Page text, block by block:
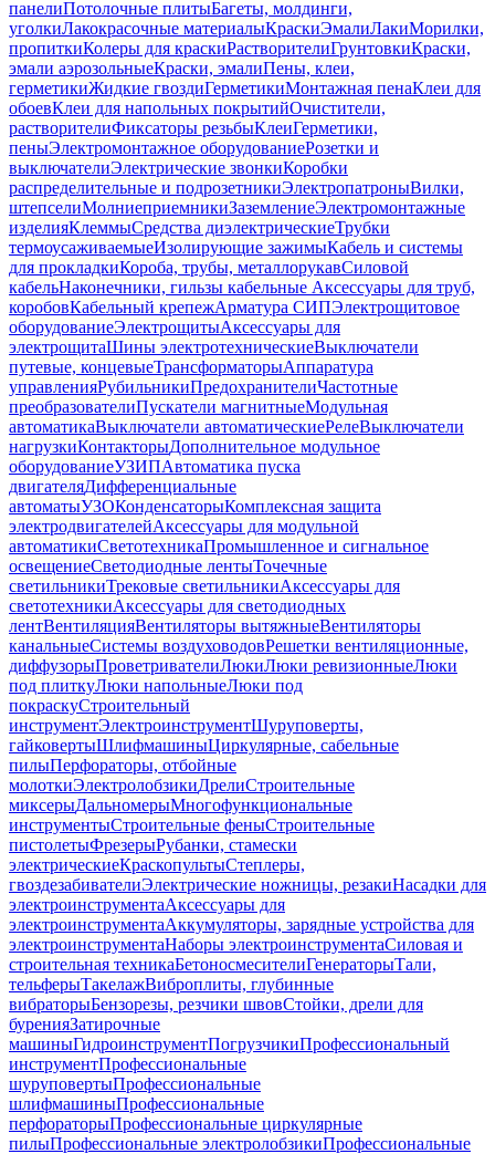
панелиПотолочные плитыБагеты, молдинги,
уголкиЛакокрасочные материалыКраскиЭмалиЛакиМорилки,
пропиткиКолеры для краскиРастворителиГрунтовкиКраски,
эмали аэрозольныеКраски, эмалиПены, клеи,
герметикиЖидкие гвоздиГерметикиМонтажная пенаКлеи для
обоевКлеи для напольных покрытийОчистители,
растворителиФиксаторы резьбыКлеиГерметики,
пеныЭлектромонтажное оборудованиеРозетки и
выключателиЭлектрические звонкиКоробки
распределительные и подрозетникиЭлектропатроныВилки,
штепселиМолниеприемникиЗаземлениеЭлектромонтажные
изделияКлеммыСредства диэлектрическиеТрубки
термоусаживаемыеИзолирующие зажимыКабель и системы
для прокладкиКороба, трубы, металлорукавСиловой
кабельНаконечники, гильзы кабельные Аксессуары для труб,
коробовКабельный крепежАрматура СИПЭлектрощитовое
оборудованиеЭлектрощитыАксессуары для
электрощитаШины электротехническиеВыключатели
путевые, концевыеТрансформаторыАппаратура
управленияРубильникиПредохранителиЧастотные
преобразователиПускатели магнитныеМодульная
автоматикаВыключатели автоматическиеРелеВыключатели
нагрузкиКонтакторыДополнительное модульное
оборудованиеУЗИПАвтоматика пуска
двигателяДифференциальные
автоматыУЗОКонденсаторыКомплексная защита
электродвигателейАксессуары для модульной
автоматикиСветотехникаПромышленное и сигнальное
освещениеСветодиодные лентыТочечные
светильникиТрековые светильникиАксессуары для
светотехникиАксессуары для светодиодных
лентВентиляцияВентиляторы вытяжныеВентиляторы
канальныеСистемы воздуховодовРешетки вентиляционные,
диффузорыПроветривателиЛюкиЛюки ревизионныеЛюки
под плиткуЛюки напольныеЛюки под
покраскуСтроительный
инструментЭлектроинструментШуруповерты,
гайковертыШлифмашиныЦиркулярные, сабельные
пилыПерфораторы, отбойные
молоткиЭлектролобзикиДрелиСтроительные
миксерыДальномерыМногофункциональные
инструментыСтроительные феныСтроительные
пистолетыФрезерыРубанки, стамески
электрическиеКраскопультыСтеплеры,
гвоздезабивателиЭлектрические ножницы, резакиНасадки для
электроинструментаАксессуары для
электроинструментаАккумуляторы, зарядные устройства для
электроинструментаНаборы электроинструментаСиловая и
строительная техникаБетоносмесителиГенераторыТали,
тельферыТакелажВиброплиты, глубинные
вибраторыБензорезы, резчики швовСтойки, дрели для
буренияЗатирочные
машиныГидроинструментПогрузчикиПрофессиональный
инструментПрофессиональные
шуруповертыПрофессиональные
шлифмашиныПрофессиональные
перфораторыПрофессиональные циркулярные
пилыПрофессиональные электролобзикиПрофессиональные